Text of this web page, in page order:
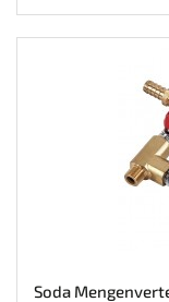
Soda